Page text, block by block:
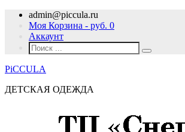
admin@piccula.ru
Моя Корзина - руб. 0
Аккаунт
PiCCULA
ДЕТСКАЯ ОДЕЖДА